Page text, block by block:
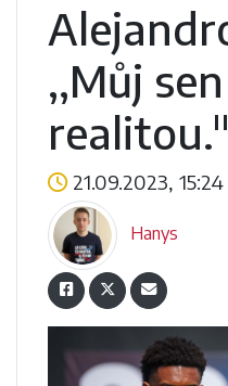
,,Můj
realitou."
21.09.2023, 15:24
Hanys